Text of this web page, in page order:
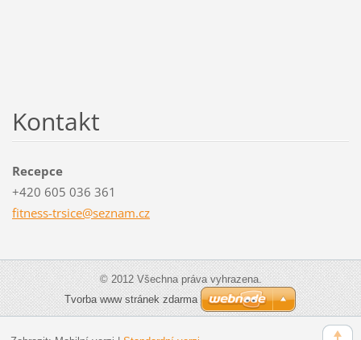
Kontakt
Recepce
+420 605 036 361
fitness-trsice@seznam.cz
© 2012 Všechna práva vyhrazena.
Tvorba www stránek zdarma